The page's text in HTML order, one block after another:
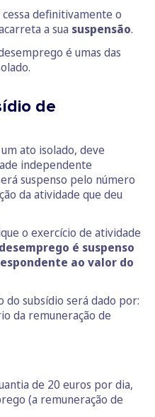
definitivamente o
a sua suspensão.
é umas das
de
ato isolado, deve
independente
suspenso pelo número
da atividade que deu
o exercício de atividade
é suspenso
ao valor do
do subsídio será dado por:
da remuneração de
de 20 euros por dia,
(a remuneração de